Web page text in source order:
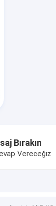
Bırakın
Vereceğiz